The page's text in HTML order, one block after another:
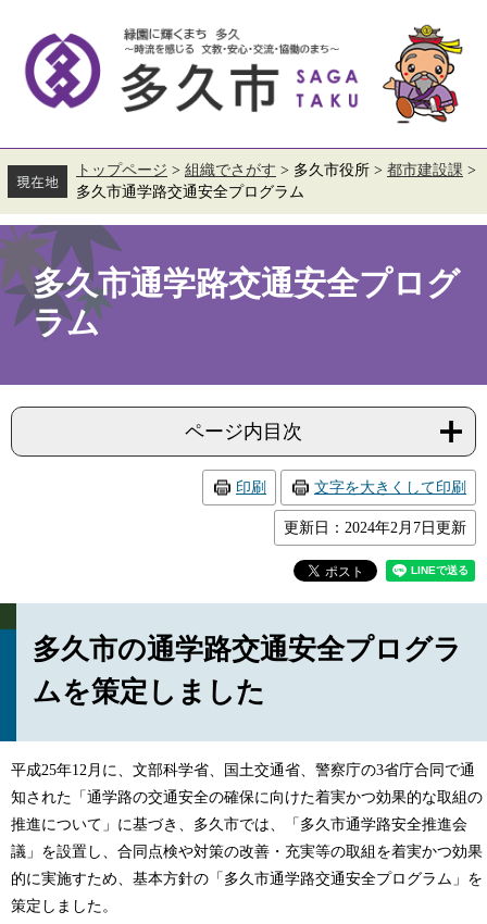
す。
し
て
へ
トップページ > 組織でさがす > 多久市役所 > 都市建設課 >
多久市通学路交通安全プログラム
本
文
多久市通学路交通安全プログ
ラム
ページ内目次
印刷 文字を大きくして印刷
更新日：2024年2月7日更新
多久市の通学路交通安全プログラ
ムを策定しました
平成25年12月に、文部科学省、国土交通省、警察庁の3省庁合同で通
知された「通学路の交通安全の確保に向けた着実かつ効果的な取組の
推進について」に基づき、多久市では、「多久市通学路安全推進会
議」を設置し、合同点検や対策の改善・充実等の取組を着実かつ効果
的に実施すため、基本方針の「多久市通学路交通安全プログラム」を
策定しました。